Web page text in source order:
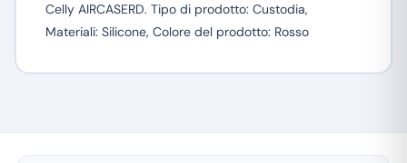
Celly AIRCASERD. Tipo di prodotto: Custodia,
Materiali: Silicone, Colore del prodotto: Rosso